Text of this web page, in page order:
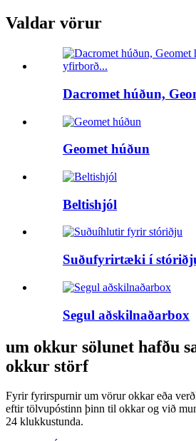
Valdar vörur
Dacromet húðun,
Geomet húðun
Beltishjól
Suðufyrirtæki í
Segul aðskilnaðarbox
um okkur sölunet hafðu
okkur störf
Fyrir fyrirspurnir um vörur okkar eða
eftir tölvupóstinn þinn til okkar og við
24 klukkustunda.